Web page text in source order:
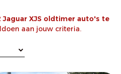
Jaguar XJS oldtimer auto's te
aan jouw criteria.